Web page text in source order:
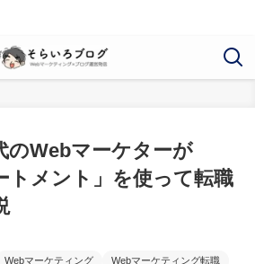
のWebマーケターが
トメント」を使って転職
Webマーケティング
Webマーケティング転職